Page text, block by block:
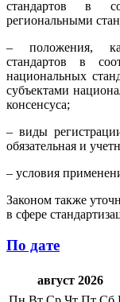
стандартов в
региональными
– положения,
стандартов в
национальных
субъектами
консенсуса;
– виды
обязательная и
– условия
Законом также
в сфере
По дате
август 2026